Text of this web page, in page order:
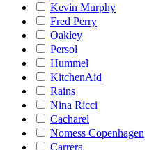
Kevin Murphy
Fred Perry
Oakley
Persol
Hummel
KitchenAid
Rains
Nina Ricci
Cacharel
Nomess Copenhagen
Carrera